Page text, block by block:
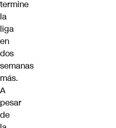
termine
la
liga
en
dos
semanas
más.
A
pesar
de